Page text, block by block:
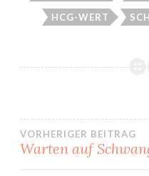
HCG-WERT
VORHERIGER BEITRAG
Warten auf